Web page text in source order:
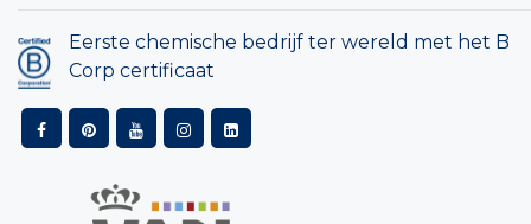
Eerste chemische bedrijf ter wereld met het B
Corp certificaat